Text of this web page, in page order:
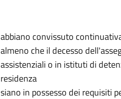
abbiano convissuto
almeno che il decesso
assistenziali o in istituti di
residenza
siano in possesso dei requisiti